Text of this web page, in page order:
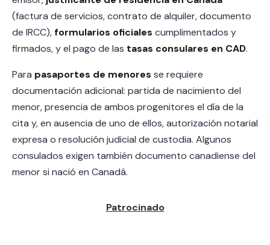
(factura de servicios, contrato de alquiler, documento
de IRCC),formularios oficiales cumplimentados y
firmados, y el pago de las tasas consulares en CAD.
Para pasaportes de menores se requiere
documentación adicional: partida de nacimiento del
menor, presencia de ambos progenitores el día de la
cita y, en ausencia de uno de ellos, autorización notarial
expresa o resolución judicial de custodia. Algunos
consulados exigen también documento canadiense del
menor si nació en Canadá.